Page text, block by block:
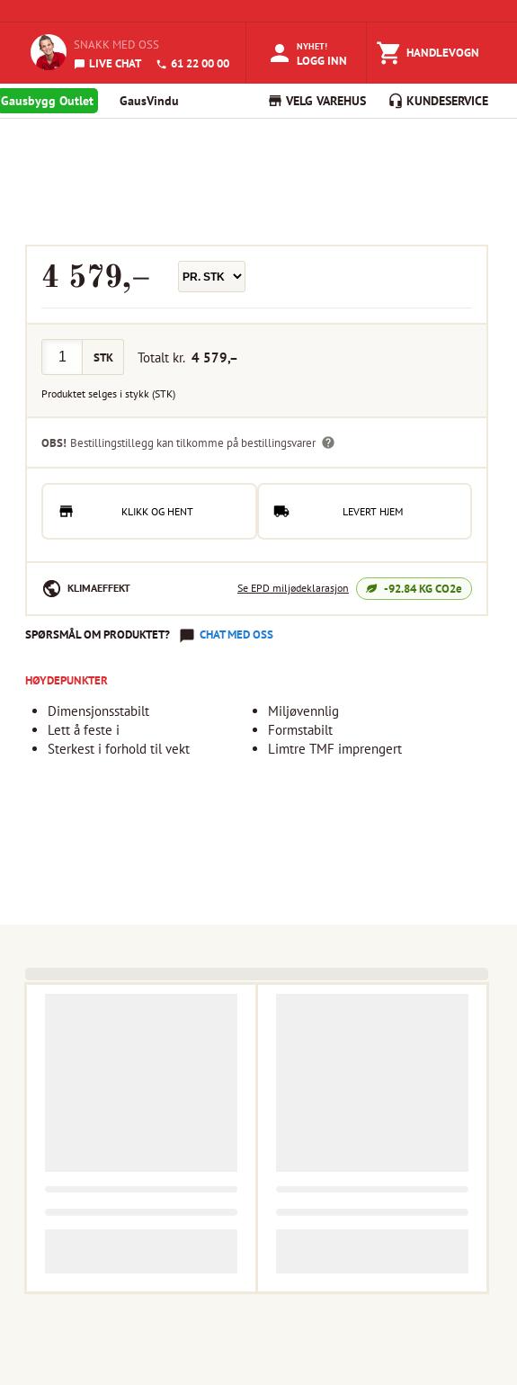
SNAKK MED OSS
LIVE CHAT
61 22 00 00
NYHET!
LOGG INN HANDLEVOGN
Gausbygg Outlet GausVindu VELG VAREHUS KUNDESERVICE
4 579,–
STK Totalt kr.4 579,–
Produktet selges istykk (STK)
OBS! Bestillingstillegg kan tilkomme på bestillingsvarer
KLIKK OG HENT LEVERT HJEM
KLIMAEFFEKT Se EPD miljødeklarasjon -92.84KG CO2e
SPØRSMÅL OM PRODUKTET? CHAT MED OSS
HØYDEPUNKTER
Dimensjonsstabilt
Lett å feste i
Sterkest i forhold til vekt
Miljøvennlig
Formstabilt
Limtre TMF imprengert